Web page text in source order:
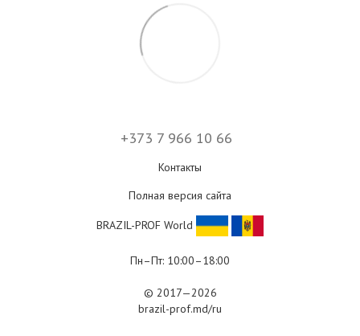
+373 7 966 10 66
Контакты
Полная версия сайта
BRAZIL-PROF World
Пн–Пт: 10:00–18:00
© 2017—2026
brazil-prof.md/ru